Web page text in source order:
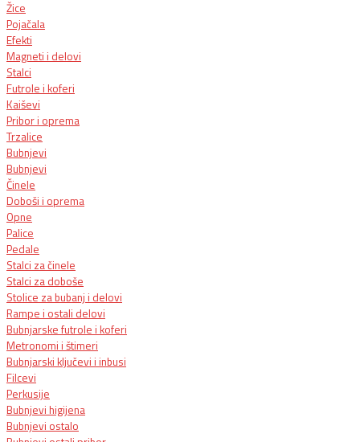
Žice
Pojačala
Efekti
Magneti i delovi
Stalci
Futrole i koferi
Kaiševi
Pribor i oprema
Trzalice
Bubnjevi
Bubnjevi
Činele
Doboši i oprema
Opne
Palice
Pedale
Stalci za činele
Stalci za doboše
Stolice za bubanj i delovi
Rampe i ostali delovi
Bubnjarske futrole i koferi
Metronomi i štimeri
Bubnjarski ključevi i inbusi
Filcevi
Perkusije
Bubnjevi higijena
Bubnjevi ostalo